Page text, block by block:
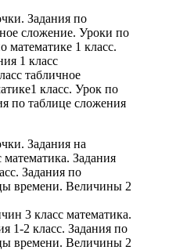
табличное
класс. Урок по
по таблице сложения
3 класс математика.
1-2 класс. Задания по
времени. Величины 2